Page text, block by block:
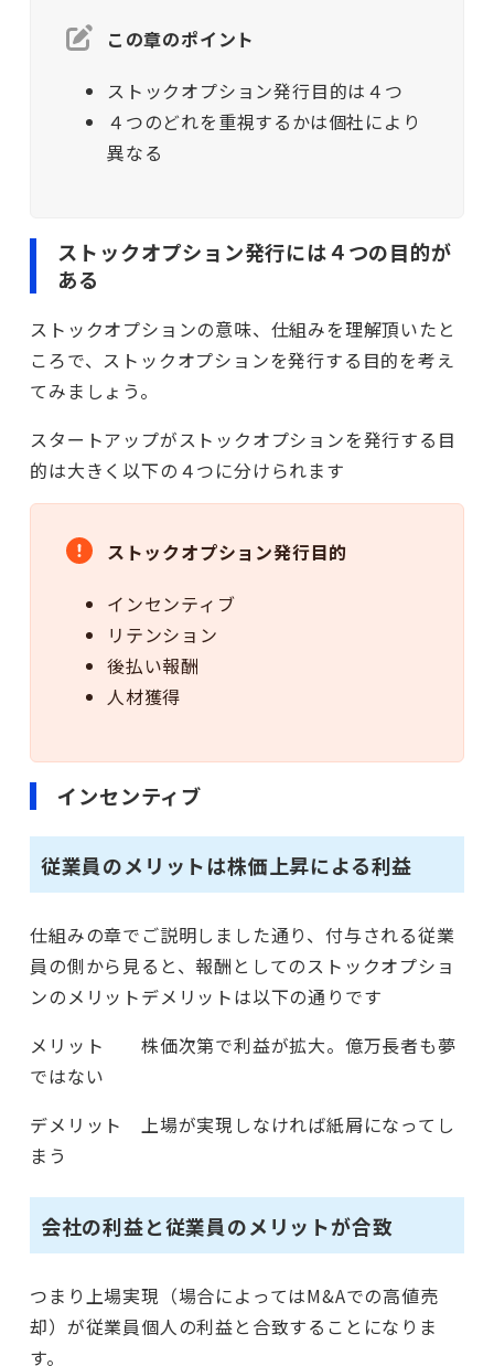
この章のポイント
ストックオプション発行目的は４つ
４つのどれを重視するかは個社により
異なる
ストックオプション発行には４つの目的が
ある
ストックオプションの意味、仕組みを理解頂いたと
ころで、ストックオプションを発行する目的を考え
てみましょう。
スタートアップがストックオプションを発行する目
的は大きく以下の４つに分けられます
ストックオプション発行目的
インセンティブ
リテンション
後払い報酬
人材獲得
インセンティブ
従業員のメリットは株価上昇による利益
仕組みの章でご説明しました通り、付与される従業
員の側から見ると、報酬としてのストックオプショ
ンのメリットデメリットは以下の通りです
メリット 株価次第で利益が拡大。億万長者も夢
ではない
デメリット 上場が実現しなければ紙屑になってし
まう
会社の利益と従業員のメリットが合致
つまり上場実現（場合によってはM&Aでの高値売
却）が従業員個人の利益と合致することになりま
す。